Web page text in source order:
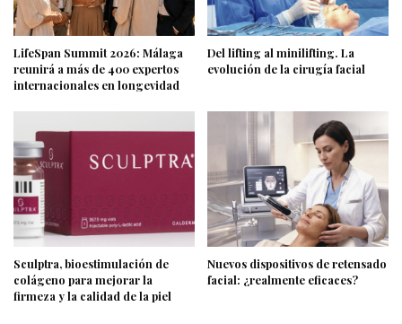
LifeSpan Summit 2026: Málaga
reunirá a más de 400 expertos
internacionales en longevidad
Del lifting al minilifting. La
evolución de la cirugía facial
Sculptra, bioestimulación de
colágeno para mejorar la
firmeza y la calidad de la piel
Nuevos dispositivos de retensado
facial: ¿realmente eficaces?